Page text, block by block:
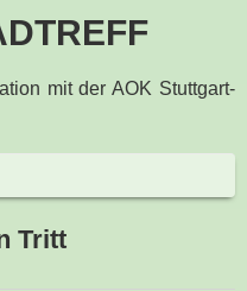
mit der AOK Stuttgart-
Tritt